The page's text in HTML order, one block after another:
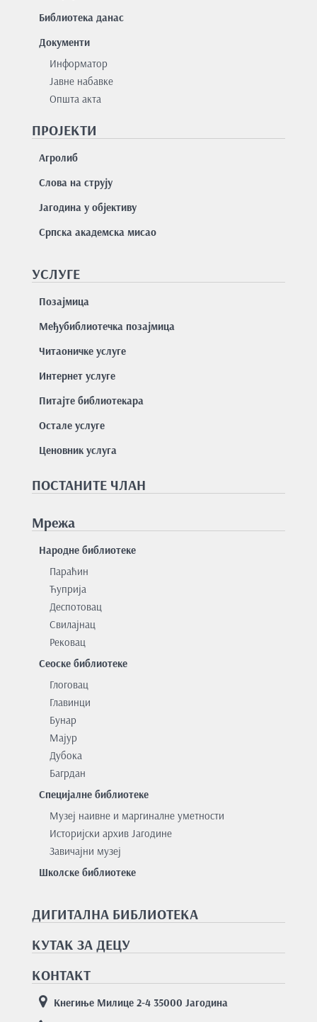
Библиотека данас
Документи
Информатор
Јавне набавке
Општа акта
ПРОЈЕКТИ
Агролиб
Слова на струју
Јагодина у објективу
Српска академска мисао
УСЛУГЕ
Позајмицa
Међубиблиотечка позајмица
Читаоничке услуге
Интернет услуге
Питајте библиотекара
Остале услуге
Ценовник услуга
ПОСТАНИТЕ ЧЛАН
Мрежа
Народне библиотеке
Параћин
Ћуприја
Деспотовац
Свилајнац
Рековац
Сеоске библиотеке
Глоговац
Главинци
Бунар
Мајур
Дубока
Багрдан
Специјалне библиотеке
Музеј наивне и маргиналне уметности
Историјски архив Јагодине
Завичајни музеј
Школске библиотеке
ДИГИТАЛНА БИБЛИОТЕКА
КУТАК ЗА ДЕЦУ
КОНТАКТ
Кнегиње Милице 2-4 35000 Јагодина